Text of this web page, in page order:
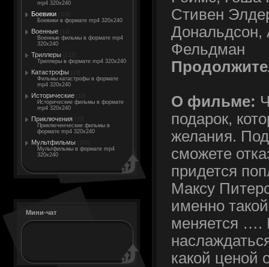
mp4 320x240
Боевики
Боевики в формате mp4 320x240
Военные
Военные фильмы в формате mp4
320x240
Триллеры
Триллеры в формате mp4 320x240
Катастрофы
Фильмы катастрофы в формате
mp4 320x240
Исторические
Исторические фильмы в формате
mp4 320x240
Приключения
Приключенческие фильмы в
формате mp4 320x240
Мультфильмы
Мультфильмы в формате mp4
320x240
Мини-чат
Стивен
Дональдсон,
Фельдман
О фильме:
подарок,
желания.
сможете
придется
Максу
именно
меняется ….
какой ценой